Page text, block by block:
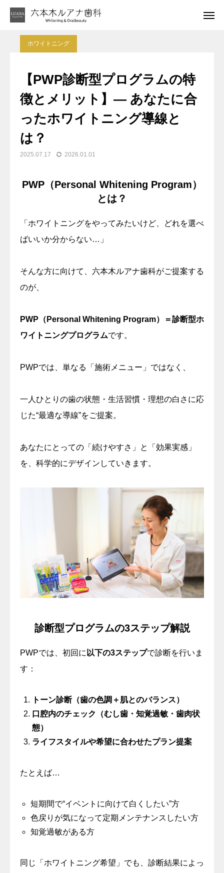
あなたの笑顔がもっと素敵になるブログ更新中 はじめてのお客さま
ホワイトニング
【PWP診断型プログラムの特
徴とメリット】― あなたに合
ったホワイトニング導線と
は？
2025.07.17 2026.01.01
PWP（Personal Whitening Program）
とは？
「ホワイトニングをやってみたいけど、どれを選べ
ばいいか分からない…」
そんな方に向けて、六本木ルアナ歯科がご提案する
のが、
PWP（Personal Whitening Program）＝診断型ホ
ワイトニングプログラムです。
PWPでは、単なる「施術メニュー」ではなく、
一人ひとりの歯の状態・生活習慣・理想の白さに応
じた“最適な導線”をご提案。
あなたにとっての「続けやすさ」と「効果実感」
を、科学的にデザインしていきます。
診断型プログラムの3ステップ解説
PWPでは、初回に 以下の3ステップで診断を行いま
す：
トーン診断（歯の色調＋肌とのバランス）
口腔内のチェック（むし歯・知覚過敏・歯肉状
態）
ライフスタイルや希望に合わせたプラン提案
たとえば…
短期間で“イベントに向けて白くしたい”方
色戻りが気になって定期メンテナンスしたい方
知覚過敏がある方
同じ「ホワイトニング希望」でも、診断結果によっ
診療案内
代表者紹介
ブログ
アクセス・診療時間